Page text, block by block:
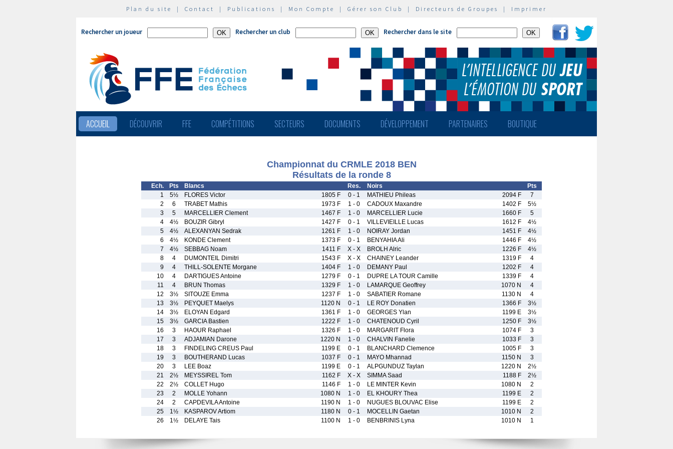
Plan du site | Contact | Publications | Mon Compte | Gérer son Club | Directeurs de Groupes | Imprimer
Rechercher un joueur Rechercher un club Rechercher dans le site
ACCUEIL DÉCOUVRIR FFE COMPÉTITIONS SECTEURS DOCUMENTS DÉVELOPPEMENT PARTENAIRES BOUTIQUE
Championnat du CRMLE 2018 BEN
Résultats de la ronde 8
Ech. Pts Blancs Res. Noirs
Pts
1
5½ FLORES Victor 1805 F 0 - 1 MATHIEU Phileas 2094 F
7
2
6 TRABET Mathis 1973 F 1 - 0 CADOUX Maxandre 1402 F
5½
3
5 MARCELLIER Clement 1467 F 1 - 0 MARCELLIER Lucie 1660 F
5
4
4½ BOUZIR Gibryl 1427 F 0 - 1 VILLEVIEILLE Lucas 1612 F
4½
5
4½ ALEXANYAN Sedrak 1261 F 1 - 0 NOIRAY Jordan 1451 F
4½
6
4½ KONDE Clement 1373 F 0 - 1 BENYAHIA Ali 1446 F
4½
7
4½ SEBBAG Noam 1411 F X - X BROLH Alric 1226 F
4½
8
4 DUMONTEIL Dimitri 1543 F X - X CHAINEY Leander 1319 F
4
9
4 THILL-SOLENTE Morgane 1404 F 1 - 0 DEMANY Paul 1202 F
4
10
4 DARTIGUES Antoine 1279 F 0 - 1 DUPRE LA TOUR Camille 1339 F
4
11
4 BRUN Thomas 1329 F 1 - 0 LAMARQUE Geoffrey 1070 N
4
12
3½ SITOUZE Emma 1237 F 1 - 0 SABATIER Romane 1130 N
4
13
3½ PEYQUET Maelys 1120 N 0 - 1 LE ROY Donatien 1366 F
3½
14
3½ ELOYAN Edgard 1361 F 1 - 0 GEORGES Ylan 1199 E
3½
15
3½ GARCIA Bastien 1222 F 1 - 0 CHATENOUD Cyril 1250 F
3½
16
3 HAOUR Raphael 1326 F 1 - 0 MARGARIT Flora 1074 F
3
17
3 ADJAMIAN Darone 1220 N 1 - 0 CHALVIN Fanelie 1033 F
3
18
3 FINDELING CREUS Paul 1199 E 0 - 1 BLANCHARD Clemence 1005 F
3
19
3 BOUTHERAND Lucas 1037 F 0 - 1 MAYO Mhannad 1150 N
3
20
3 LEE Boaz 1199 E 0 - 1 ALPGUNDUZ Taylan 1220 N
2½
21
2½ MEYSSIREL Tom 1162 F X - X SIMMA Saad 1188 F
2½
22
2½ COLLET Hugo 1146 F 1 - 0 LE MINTER Kevin 1080 N
2
23
2 MOLLE Yohann 1080 N 1 - 0 EL KHOURY Thea 1199 E
2
24
2 CAPDEVILA Antoine 1190 N 1 - 0 NUGUES BLOUVAC Elise 1199 E
2
25
1½ KASPAROV Artiom 1180 N 0 - 1 MOCELLIN Gaetan 1010 N
2
26
1½ DELAYE Tais 1100 N 1 - 0 BENBRINIS Lyna 1010 N 1